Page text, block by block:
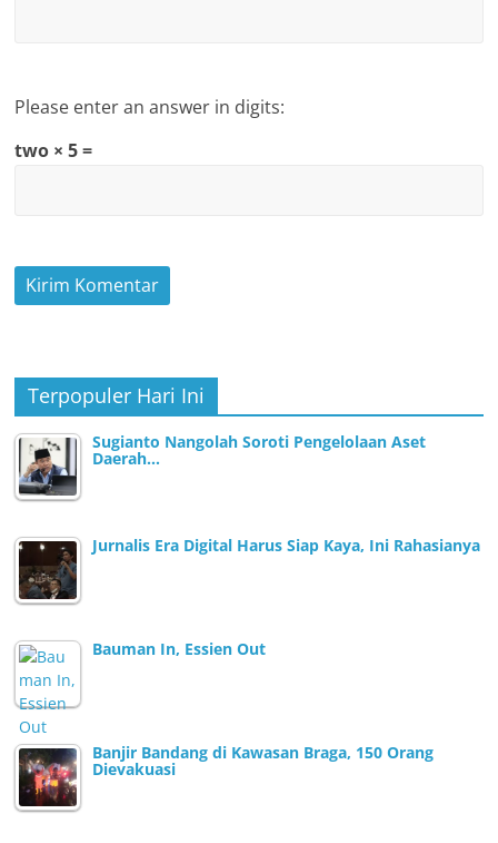
Please enter an answer in digits:
two × 5 =
Terpopuler Hari Ini
Sugianto Nangolah Soroti Pengelolaan Aset
Daerah…
Jurnalis Era Digital Harus Siap Kaya, Ini Rahasianya
Bauman In, Essien Out
Banjir Bandang di Kawasan Braga, 150 Orang
Dievakuasi